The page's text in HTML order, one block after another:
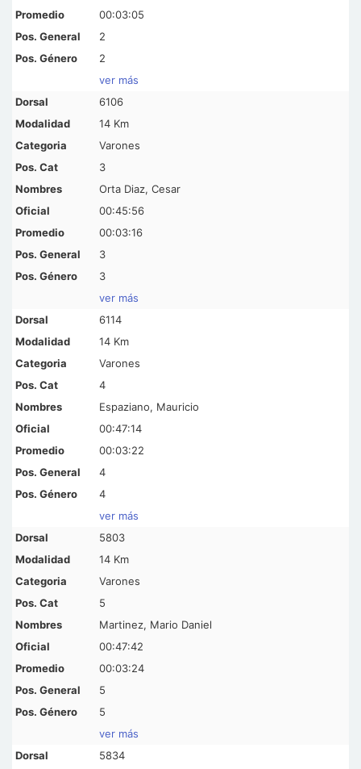
00:03:05
2
2
ver más
6106
14 Km
Varones
3
Orta Diaz, Cesar
00:45:56
00:03:16
3
3
ver más
6114
14 Km
Varones
4
Espaziano, Mauricio
00:47:14
00:03:22
4
4
ver más
5803
14 Km
Varones
5
Martinez, Mario Daniel
00:47:42
00:03:24
5
5
ver más
5834